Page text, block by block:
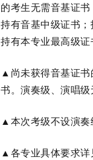
的考生无需音基证
持有音基中级证书
持有本专业最高级
▲ 尚未获得音基证
书。演奏级、演唱级
▲ 本次考级不设演奏
▲ 各专业具体要求详